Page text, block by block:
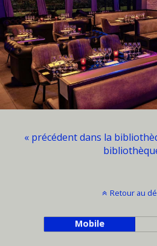
« précédent dans la
Retour au
Mobile